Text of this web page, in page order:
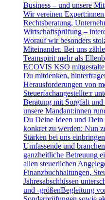
Business – und unsere
Wir vereinen Expert:innen
Rechtsberatung,
Wirtschaftsprüfung –
Worauf wir besonders
Miteinander. Bei uns
Teamspirit mehr als
ECOVIS KSO
Du mitdenken,
Herausforderungen von
Steuerfachangestellte:r
Beratung mit Sorgfalt
unsere Mandant:innen
Du Deine Ideen und Dein
konkret zu werden: Nun
Stärken bei uns
Umfassende und
ganzheitliche Betreuung
allen steuerlichen
Finanzbuchhaltungen,
Jahresabschlüssen
und -größenBegleitung